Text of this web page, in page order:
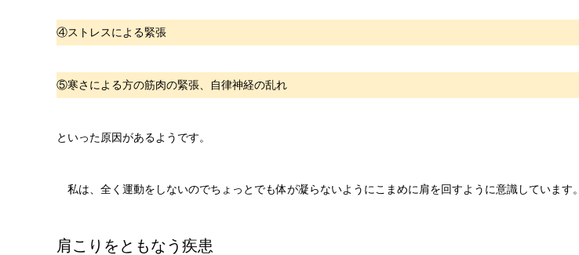
④ストレスによる緊張
⑤寒さによる方の筋肉の緊張、自律神経の乱れ
といった原因があるようです。
私は、全く運動をしないのでちょっとでも体が凝らないようにこまめに肩を回すように意識しています。
肩こりをともなう疾患